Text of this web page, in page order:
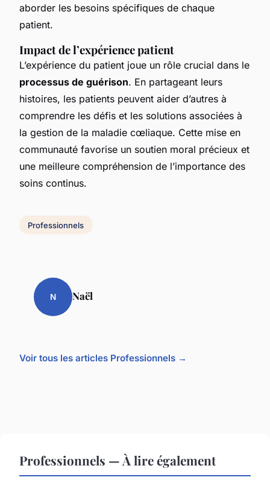
aborder les besoins spécifiques de chaque
patient.
Impact de l’expérience patient
L’expérience du patient joue un rôle crucial dans le
processus de guérison. En partageant leurs
histoires, les patients peuvent aider d’autres à
comprendre les défis et les solutions associées à
la gestion de la maladie cœliaque. Cette mise en
communauté favorise un soutien moral précieux et
une meilleure compréhension de l’importance des
soins continus.
Professionnels
N Naël
Voir tous les articles Professionnels →
Professionnels — À lire également